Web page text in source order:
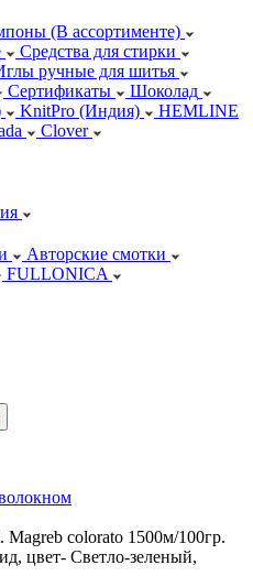
(В ассортименте)
Средства для стирки
ручные для шитья
Сертификаты
Шоколад
KnitPro (Индия)
HEMLINE
Clover
Авторские смотки
FULLONICA
colorato 1500м/100гр.
цвет- Светло-зеленый,